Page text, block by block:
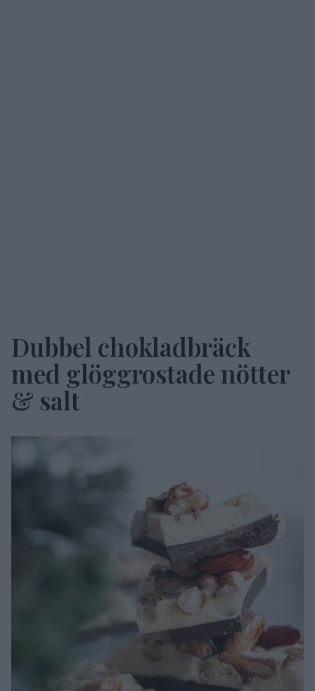
Dubbel chokladbräck
med glöggrostade nötter
& salt